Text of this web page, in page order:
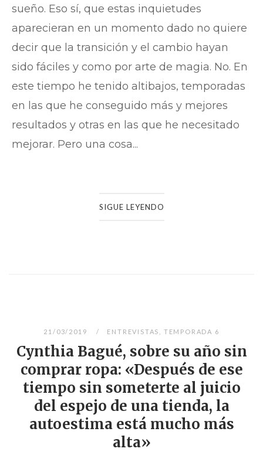
sueño. Eso sí, que estas inquietudes
aparecieran en un momento dado no quiere
decir que la transición y el cambio hayan
sido fáciles y como por arte de magia. No. En
este tiempo he tenido altibajos, temporadas
en las que he conseguido más y mejores
resultados y otras en las que he necesitado
mejorar. Pero una cosa...
SIGUE LEYENDO
21/03/2019 ENTREVISTAS TEMPORADA 6
Cynthia Bagué, sobre su año sin
comprar ropa: «Después de ese
tiempo sin someterte al juicio
del espejo de una tienda, la
autoestima está mucho más
alta»